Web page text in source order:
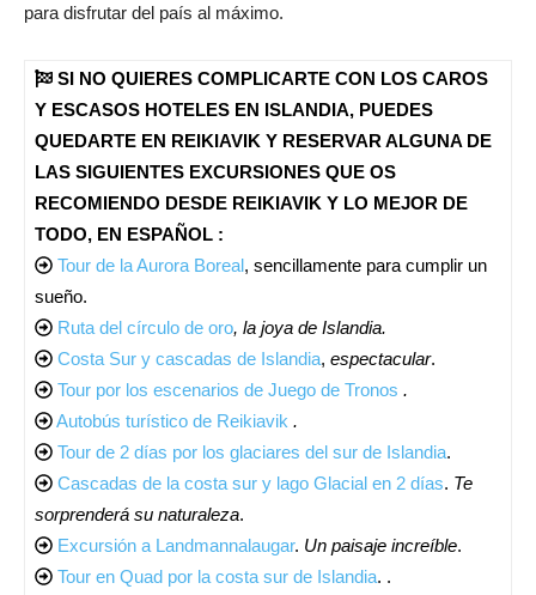
para disfrutar del país al máximo.
SI NO QUIERES COMPLICARTE CON LOS CAROS
Y ESCASOS HOTELES EN ISLANDIA, PUEDES
QUEDARTE EN REIKIAVIK Y RESERVAR ALGUNA DE
LAS SIGUIENTES EXCURSIONES QUE OS
RECOMIENDO DESDE REIKIAVIK Y LO MEJOR DE
TODO, EN ESPAÑOL :
Tour de la Aurora Boreal, sencillamente para cumplir un
sueño.
Ruta del círculo de oro, la joya de Islandia.
Costa Sur y cascadas de Islandia, espectacular.
Tour por los escenarios de Juego de Tronos .
Autobús turístico de Reikiavik .
Tour de 2 días por los glaciares del sur de Islandia.
Cascadas de la costa sur y lago Glacial en 2 días. Te
sorprenderá su naturaleza.
Excursión a Landmannalaugar. Un paisaje increíble.
Tour en Quad por la costa sur de Islandia. .